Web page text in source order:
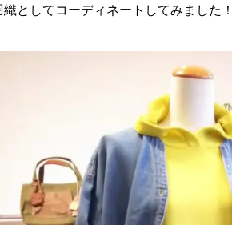
としてコーディネートしてみました！